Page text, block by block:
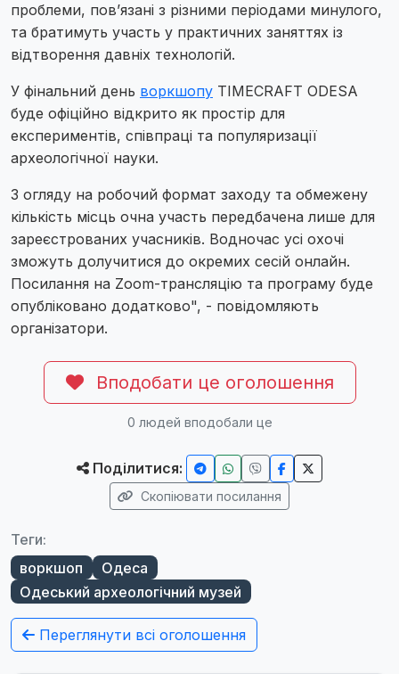
проблеми, пов’язані з різними періодами минулого,
та братимуть участь у практичних заняттях із
відтворення давніх технологій.
У фінальний день воркшопу TIMECRAFT ODESA
буде офіційно відкрито як простір для
експериментів, співпраці та популяризації
археологічної науки.
З огляду на робочий формат заходу та обмежену
кількість місць очна участь передбачена лише для
зареєстрованих учасників. Водночас усі охочі
зможуть долучитися до окремих сесій онлайн.
Посилання на Zoom-трансляцію та програму буде
опубліковано додатково", - повідомляють
організатори.
Вподобати це оголошення
0 людей вподобали це
Поділитися:
Скопіювати посилання
Теги:
воркшоп
Одеса
Одеський археологічний музей
Переглянути всі оголошення